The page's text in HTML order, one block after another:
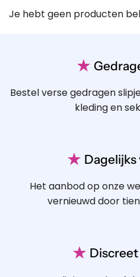
Je hebt geen producten
★
Bestel verse gedragen
kleding en
★
Het aanbod op onze
vernieuwd door
★